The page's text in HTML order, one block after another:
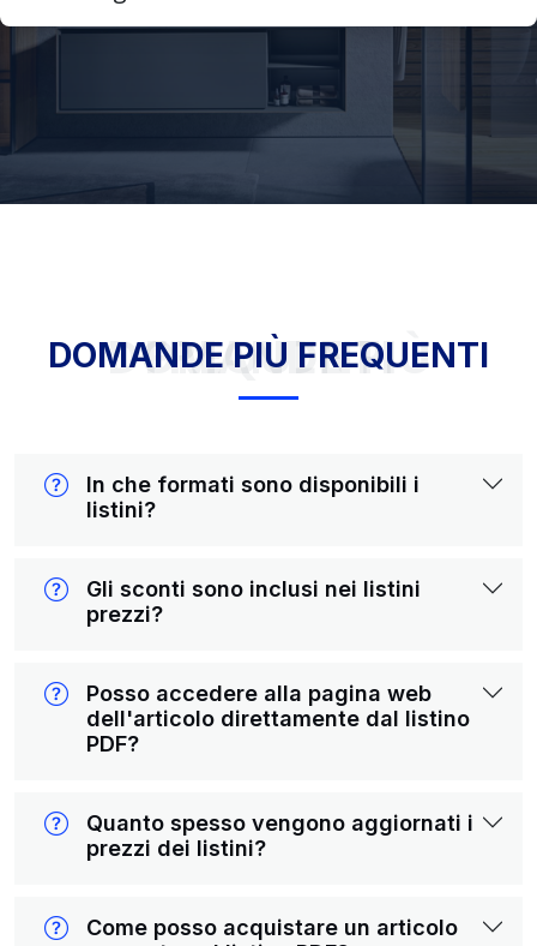
DOMANDE PIÙ FREQUENTI
DOMANDE PIÙ FREQUENTI
In che formati sono disponibili i
listini?
Gli sconti sono inclusi nei listini
prezzi?
Posso accedere alla pagina web
dell'articolo direttamente dal listino
PDF?
Quanto spesso vengono aggiornati i
prezzi dei listini?
Come posso acquistare un articolo